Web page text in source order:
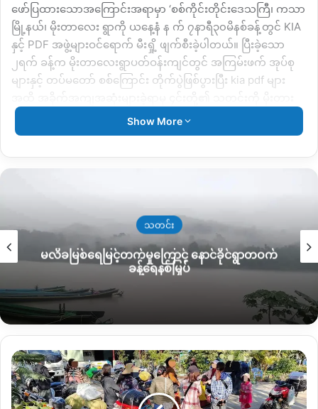
ဖော်ပြထားသောအကြောင်းအရာမှာ ‘စစ်ကိုင်းတိုင်းဒေသကြီ၊ ကသာ
မြို့နယ်၊ မိုးတာလေး ရွာကို ယနေ့နံ န က် ၇နာရီ၃၀မိနစ်ခန့်တွင် KIA
နှင့် PDF အဖွဲ့များဝင်ရောက် မီးရှို့ ဖျက်စီးခဲ့ပါတယ်။ ပြီးခဲ့သော
၂ရက် ခန့်က မိုးတာလေးရွာပတ်ဝန်းကျင်တွင် အကြမ်းဖက် အုပ်စု
များနှင့် တပ်မတော် စစ်ကြောင်း တိုက်ပွဲဖြစ်ပွားပြီး kia pdf များ
လေးရွာက တပ်မတော်ကို ဒလန်လုပ်ပြီးသတင်းပေသည် ဆိုသော
စွတ်စွဲ ချက်ဖြင့် မကျေမနပ်ဖြစ်ကာမိုးတားလေးရွာကို ဝင်ရောက်
အဘယ်ကြောင့်ဆိုသော်“စစ်ကိုင်းတိုင်း၊ ကသာမြို့နယ်၊ မိုးဒါးလေး
ကျေးရွာ၊ တိုက်ကုန်းရပ်ကွက်မှ ပြည်သူပိုင်နေအိမ် ၄၁ လုံးအား စစ်
ကောင်စီတပ်သားများက ဇန်နဝါရီလ ၂၂ ရက်နေ့ တွင် မီးရှို့ဖျက်ဆီး
သွားကြောင်း သိရသည်
Mizzima-News Burmese’သတင်း
ဌာနတွင် ဖော်ပြထားသည့်အပြင် ဒေသခံတစ်ဦးမှ ရုပ်သံဗီဒီဖိုင်နဲ့
ဒါ့အပြင်“ဇန်နဝါရီလ ၂၃ ရက်နေ့ နံနက် ၇ နာရီ ၅၅ မိနစ်အချိန်တွင်
စစ်တပ်က မိုးတားလေးကျေးရွာအုပ်စု၊ တိုက်ကုန်းရပ်ကျေးရွာကို
Show More
သတင်း
မလိခမြစ်ရေမြင့်တက်မှုကြောင့် နောင်ခိုင်ရွာတဝက်
ခန့်ရေနစ်မြှပ်
ထွက်ပြေး
တိမ်း
ရှော
င််